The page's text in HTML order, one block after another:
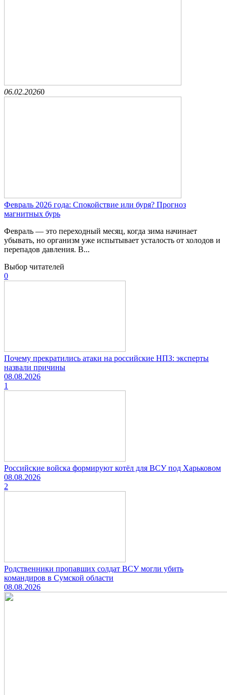
06.02.20260
Февраль 2026 года: Спокойствие или буря? Прогноз
магнитных бурь
Февраль — это переходный месяц, когда зима начинает
убывать, но организм уже испытывает усталость от холодов и
перепадов давления. В...
Выбор читателей
0
Почему прекратились атаки на российские НПЗ: эксперты
назвали причины
08.08.2026
1
Российские войска формируют котёл для ВСУ под Харьковом
08.08.2026
2
Родственники пропавших солдат ВСУ могли убить
командиров в Сумской области
08.08.2026